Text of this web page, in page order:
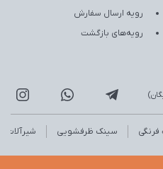
رویه ارسال سفارش
رویه‌های بازگشت
فرنگی سینک ظرفشویی شیرآلات